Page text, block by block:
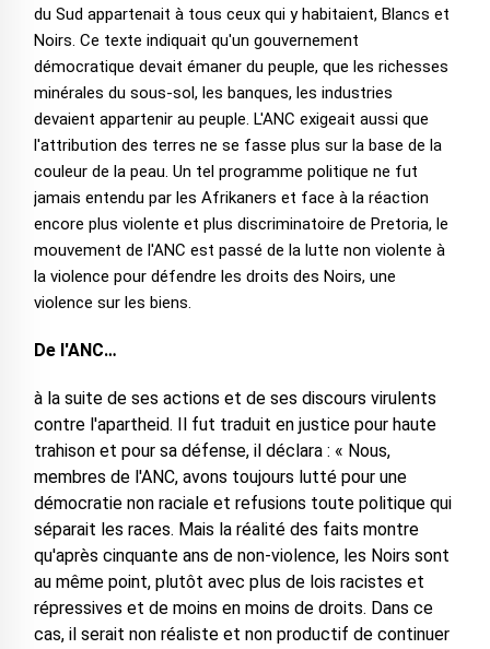
du Sud appartenait à tous ceux qui y habitaient, Blancs et
Noirs. Ce texte indiquait qu'un gouvernement
démocratique devait émaner du peuple, que les richesses
minérales du sous-sol, les banques, les industries
devaient appartenir au peuple. L'ANC exigeait aussi que
l'attribution des terres ne se fasse plus sur la base de la
couleur de la peau. Un tel programme politique ne fut
jamais entendu par les Afrikaners et face à la réaction
encore plus violente et plus discriminatoire de Pretoria, le
mouvement de l'ANC est passé de la lutte non violente à
la violence pour défendre les droits des Noirs, une
violence sur les biens.
De l'ANC…
à la suite de ses actions et de ses discours virulents
contre l'apartheid. Il fut traduit en justice pour haute
trahison et pour sa défense, il déclara : « Nous,
membres de l'ANC, avons toujours lutté pour une
démocratie non raciale et refusions toute politique qui
séparait les races. Mais la réalité des faits montre
qu'après cinquante ans de non-violence, les Noirs sont
au même point, plutôt avec plus de lois racistes et
répressives et de moins en moins de droits. Dans ce
cas, il serait non réaliste et non productif de continuer